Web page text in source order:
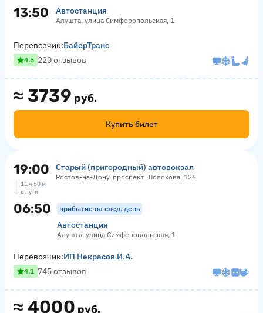
13:50 Автостанция
Алушта, улица Симферопольская, 1
≈ 3739 руб.
Купить билет
Перевозчик:БайерТранс
4.5 220 отзывов
19:00 Старый (пригородный) автовокзал
Ростов-на-Дону, проспект Шолохова, 126
11 ч 50 м
в пути
06:50 прибытие на след. день
Автостанция
Алушта, улица Симферопольская, 1
≈ 4000 руб.
Перевозчик:ИП Некрасов И.А.
4.1 745 отзывов